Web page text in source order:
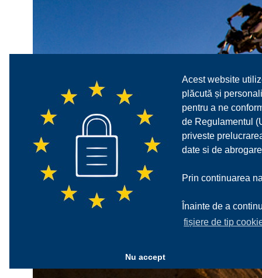
Acest website
plăcută și
pentru a ne
de Regulamentul
priveste
date si de
Prin continuarea
Înainte de a
fișiere de tip
Nu accept